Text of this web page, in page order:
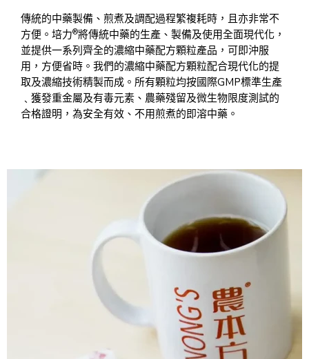
傳統的中藥製備、煎煮及調配過程繁複耗時，且亦非常不
方便。培力®將傳統中藥的生產、製備及使用全面現代化，
並提供一系列齊全的濃縮中藥配方顆粒產品，可即沖服
用，方便省時。我們的濃縮中藥配方顆粒配合現代化的提
取及濃縮技術精製而成。所有顆粒均按國際GMP標準生產
﹑獲發重金屬及有毒元素、農藥殘留及微生物限度測試的
合格證明，為安全有效、不用煎煮的即溶中藥。